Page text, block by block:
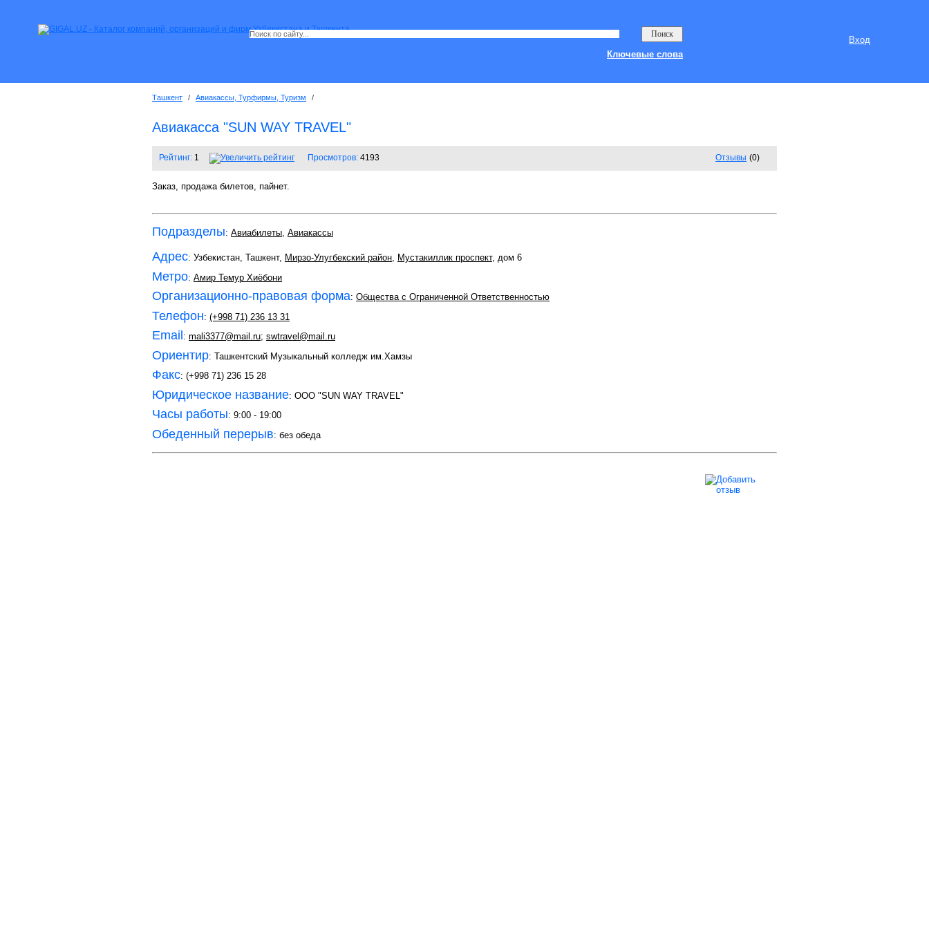
Вход
Ключевые слова
Ташкент / Авиакассы, Турфирмы, Туризм /
Авиакасса "SUN WAY TRAVEL"
Рейтинг: 1 Просмотров: 4193 Отзывы (0)
Заказ, продажа билетов, пайнет.
Подразделы: Авиабилеты, Авиакассы
Адрес: Узбекистан, Ташкент, Мирзо-Улугбекский район, Мустакиллик проспект, дом 6
Метро: Амир Темур Хиёбони
Организационно-правовая форма: Общества с Ограниченной Ответственностью
Телефон: (+998 71) 236 13 31
Email : mali3377@mail.ru; swtravel@mail.ru
Ориентир: Ташкентский Музыкальный колледж им.Хамзы
Факс: (+998 71) 236 15 28
Юридическое название: ООО "SUN WAY TRAVEL"
Часы работы: 9:00 - 19:00
Обеденный перерыв: без обеда